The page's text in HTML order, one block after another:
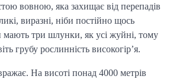
вовною, яка захищає від перепадів
виразні, ніби постійно щось
мають три шлунки, як усі жуйні, тому
грубу рослинність високогір’я.
На висоті понад 4000 метрів